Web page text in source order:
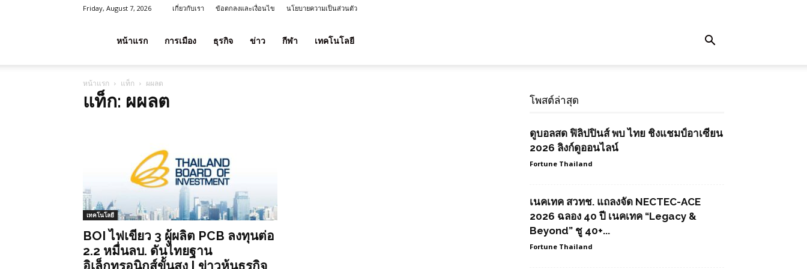
Friday, August 7, 2026 เกี่ยวกับเรา ข้อตกลงและเงื่อนไข นโยบายความเป็นส่วนตัว
ลาภ
หน้าแรก การเมือง ธุรกิจ ข่าว กีฬา เทคโนโลยี
หน้าแรก แท็ก ผผลต
แท็ก: ผผลต
เทคโนโลยี
BOI ไฟเขียว 3 ผู้ผลิต PCB ลงทุนต่อ
2.2 หมื่นลบ. ดันไทยฐาน
อิเล็กทรอนิกส์ขั้นสูง | ข่าวหุ้นธุรกิจ
โพสต์ล่าสุด
ดูบอลสด ฟิลิปปินส์ พบ ไทย ชิงแชมป์อาเซียน
2026 ลิงก์ดูออนไลน์
Fortune Thailand
เนคเทค สวทช. แถลงจัด NECTEC-ACE
2026 ฉลอง 40 ปี เนคเทค “Legacy &
Beyond” ชู 40+...
Fortune Thailand